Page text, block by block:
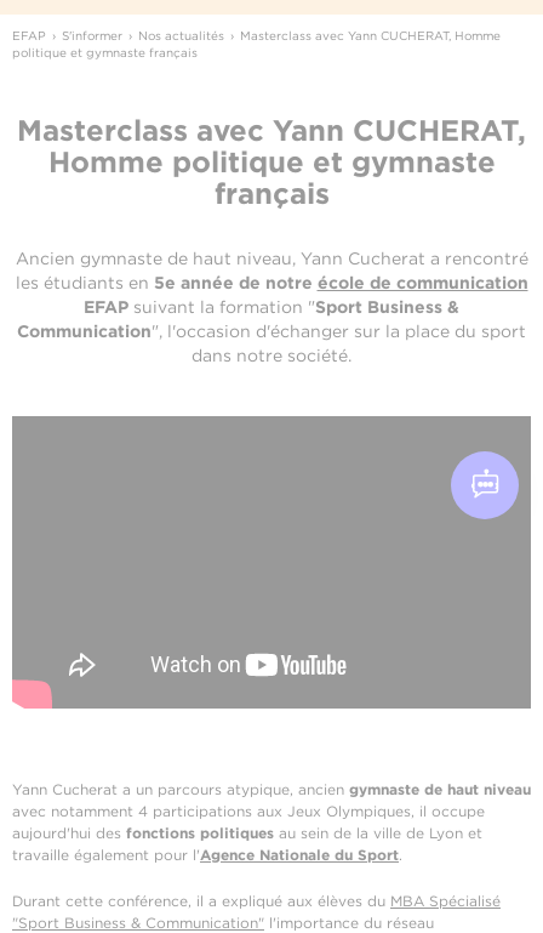
EFAP S'informer Nos actualités
Masterclass avec Yann CUCHERAT, Homme
politique et gymnaste français
Masterclass avec Yann CUCHERAT,
Homme politique et gymnaste
français
Ancien gymnaste de haut niveau, Yann Cucherat a rencontré
les étudiants en 5e année de notre école de communication
EFAP suivant la formation "Sport Business &
Communication", l'occasion d'échanger sur la place du sport
dans notre société.
Yann Cucherat a un parcours atypique, ancien gymnaste de haut niveau
avec notamment 4 participations aux Jeux Olympiques, il occupe
aujourd'hui des fonctions politiques au sein de la ville de Lyon et
travaille également pour l'Agence Nationale du Sport.
Durant cette conférence, il a expliqué aux élèves du MBA Spécialisé
"Sport Business & Communication" l'importance du réseau